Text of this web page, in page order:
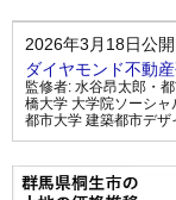
2026年3月18日公
ダイヤモンド不動
監修者: 水谷昂太郎・
橋大学 大学院ソーシ
都市大学 建築都市デ